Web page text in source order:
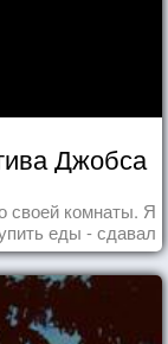
Джобса
своей комнаты. Я
еды - сдавал